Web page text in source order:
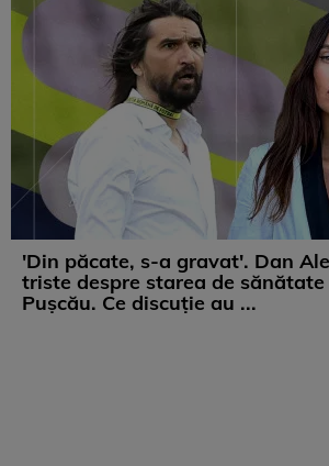
'Din păcate, s-a gravat'. Dan
triste despre starea de
Pușcău. Ce discuție au ...